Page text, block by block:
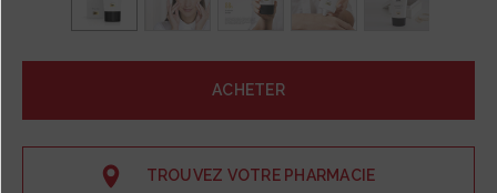
ACHETER
TROUVEZ VOTRE PHARMACIE